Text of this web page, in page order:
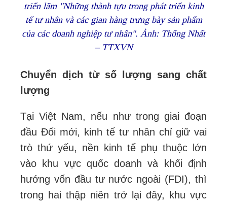
triển lãm "Những thành tựu trong phát triển kinh
tế tư nhân và các gian hàng trưng bày sản phẩm
của các doanh nghiệp tư nhân". Ảnh: Thống Nhất
– TTXVN
Chuyển dịch từ số lượng sang chất
lượng
Tại Việt Nam, nếu như trong giai đoạn
đầu Đổi mới, kinh tế tư nhân chỉ giữ vai
trò thứ yếu, nền kinh tế phụ thuộc lớn
vào khu vực quốc doanh và khối định
hướng vốn đầu tư nước ngoài (FDI), thì
trong hai thập niên trở lại đây, khu vực